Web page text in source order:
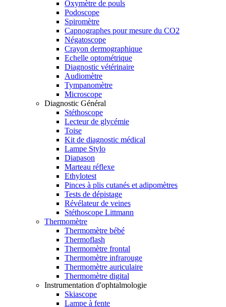
Oxymètre de pouls
Podoscope
Spiromètre
Capnographes pour mesure du CO2
Négatoscope
Crayon dermographique
Echelle optométrique
Diagnostic vétérinaire
Audiomètre
Tympanomètre
Microscope
Diagnostic Général
Stéthoscope
Lecteur de glycémie
Toise
Kit de diagnostic médical
Lampe Stylo
Diapason
Marteau réflexe
Ethylotest
Pinces à plis cutanés et adipomètres
Tests de dépistage
Révélateur de veines
Stéthoscope Littmann
Thermomètre
Thermomètre bébé
Thermoflash
Thermomètre frontal
Thermomètre infrarouge
Thermomètre auriculaire
Thermomètre digital
Instrumentation d'ophtalmologie
Skiascope
Lampe à fente